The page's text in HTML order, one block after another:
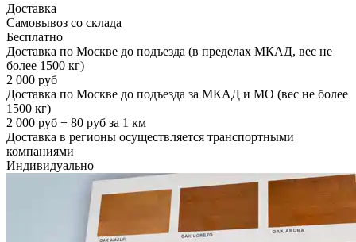
Доставка
Самовывоз со склада
Бесплатно
Доставка по Москве до подъезда (в пределах МКАД, вес не
более 1500 кг)
2 000 руб
Доставка по Москве до подъезда за МКАД и МО (вес не более
1500 кг)
2 000 руб + 80 руб за 1 км
Доставка в регионы осуществляется транспортными
компаниями
Индивидуально